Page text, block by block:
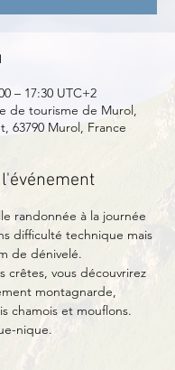
– 17:30 UTC+2
de tourisme de Murol,
63790 Murol, France
randonnée à la journée
difficulté technique mais
de dénivelé.
crêtes, vous découvrirez
montagnarde,
chamois et mouflons.
nique.